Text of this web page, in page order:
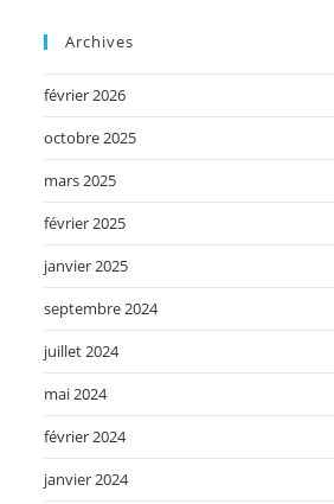
Archives
février 2026
octobre 2025
mars 2025
février 2025
janvier 2025
septembre 2024
juillet 2024
mai 2024
février 2024
janvier 2024